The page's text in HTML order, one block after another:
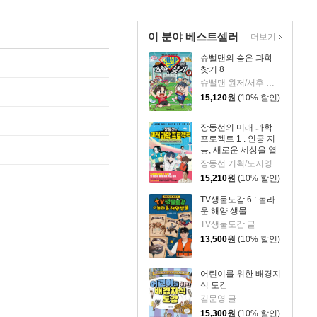
이 분야 베스트셀러
슈뻘맨의 숨은 과학
찾기 8
슈뻘맨 원저/서후 글/류수형 그림/샌드박스네트워크,정재형 감수
15,120원 (10% 할인)
장동선의 미래 과학
프로젝트 1 : 인공 지
능, 새로운 세상을 열
다
장동선 기획/노지영,송석리 글/김지인 그림
15,210원 (10% 할인)
TV생물도감 6 : 놀라
운 해양 생물
TV생물도감 글
13,500원 (10% 할인)
어린이를 위한 배경지
식 도감
김문영 글
15,300원 (10% 할인)
더보기